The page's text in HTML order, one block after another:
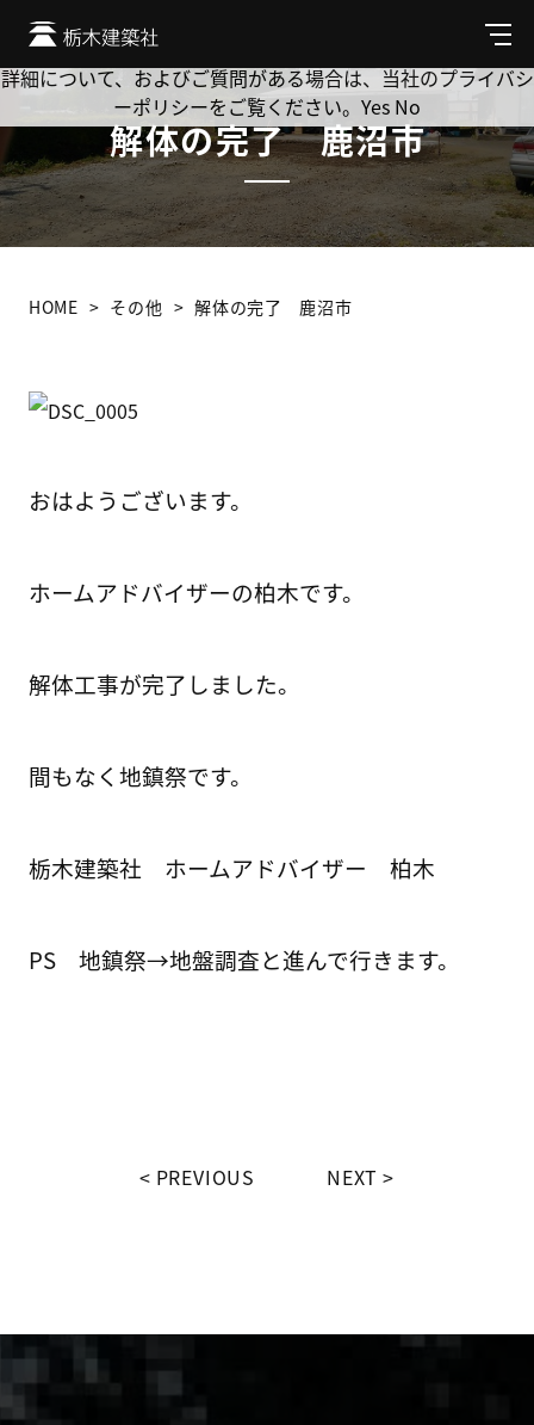
メ
ニ
ュ
解体の完了 鹿沼市
HOME その他 解体の完了 鹿沼市
おはようございます。
ホームアドバイザーの柏木です。
解体工事が完了しました。
間もなく地鎮祭です。
栃木建築社 ホームアドバイザー 柏木
PS 地鎮祭→地盤調査と進んで行きます。
PREVIOUS NEXT
Cookie を使用して、お客様の活動を追跡してもよろしいです
か? 当社ではお客様のプライバシーを極めて重視しています。
詳細について、およびご質問がある場合は、当社のプライバシ
ーポリシーをご覧ください。 Yes No